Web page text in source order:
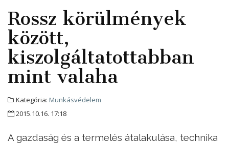
Rossz körülmények
között,
kiszolgáltatottabban
mint valaha
Kategória: Munkásvédelem
2015.10.16. 17:18
A gazdaság és a termelés átalakulása, technika